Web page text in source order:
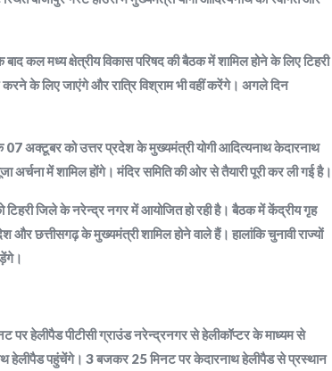
कल मध्य क्षेत्रीय विकास परिषद की बैठक में शामिल होने के लिए टिहरी
के लिए जाएंगे और रात्रि विश्राम भी वहीं करेंगे। अगले दिन
अक्टूबर को उत्तर प्रदेश के मुख्यमंत्री योगी आदित्यनाथ केदारनाथ
में शामिल होंगे। मंदिर समिति की ओर से तैयारी पूरी कर ली गई है।
जिले के नरेन्द्र नगर में आयोजित हो रही है। बैठक में केंद्रीय गृह
छत्तीसगढ़ के मुख्यमंत्री शामिल होने वाले हैं। हालांकि चुनावी राज्यों
पर हेलीपैड पीटीसी ग्राउंड नरेन्द्रनगर से हेलीकॉप्टर के माध्यम से
पहुंचेंगे। 3 बजकर 25 मिनट पर केदारनाथ हेलीपैड से प्रस्थान